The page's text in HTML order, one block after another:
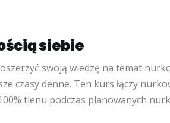
siebie
swoją wiedzę na temat
czasy denne. Ten kurs łączy
tlenu podczas planowanych